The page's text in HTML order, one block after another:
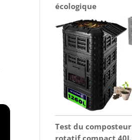
écologique
Test du composteur
rotatif compact 40L